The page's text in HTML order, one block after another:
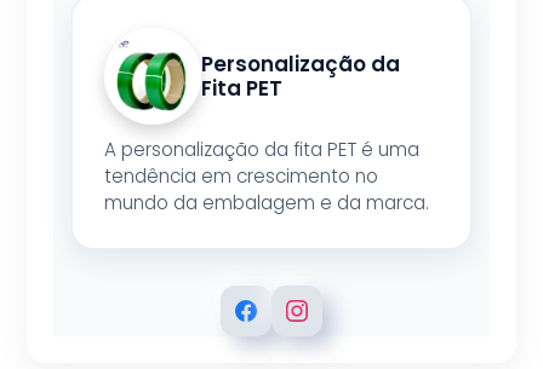
Personalização da
Fita PET
A personalização da fita PET é uma
tendência em crescimento no
mundo da embalagem e da marca.